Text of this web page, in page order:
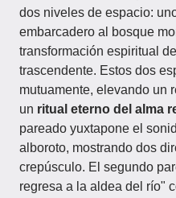
dos niveles de espacio:
embarcadero al bosque
transformación espiritual
trascendente. Estos dos
mutuamente, elevando un
un ritual eterno del alma
pareado yuxtapone el
alboroto, mostrando dos
crepúsculo. El segundo
regresa a la aldea del río"